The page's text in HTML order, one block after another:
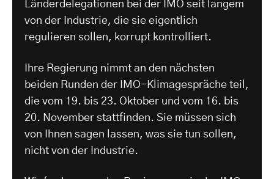
Länderdelegationen bei der IMO seit langem
von der Industrie, die sie eigentlich
regulieren sollen, korrupt kontrolliert.
Ihre Regierung nimmt an den nächsten
beiden Runden der IMO-Klimagespräche teil,
die vom 19. bis 23. Oktober und vom 16. bis
20. November stattfinden. Sie müssen sich
von Ihnen sagen lassen, was sie tun sollen,
nicht von der Industrie.